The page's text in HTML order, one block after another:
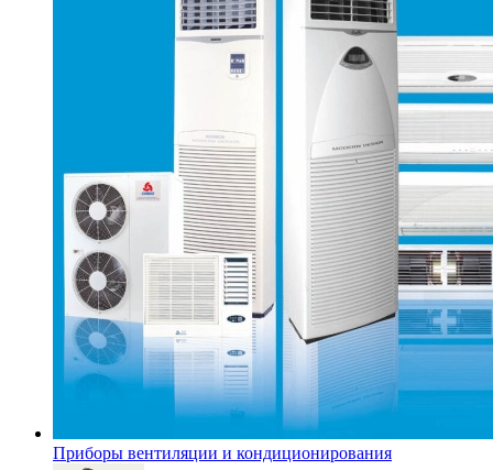
Приборы вентиляции и кондиционирования